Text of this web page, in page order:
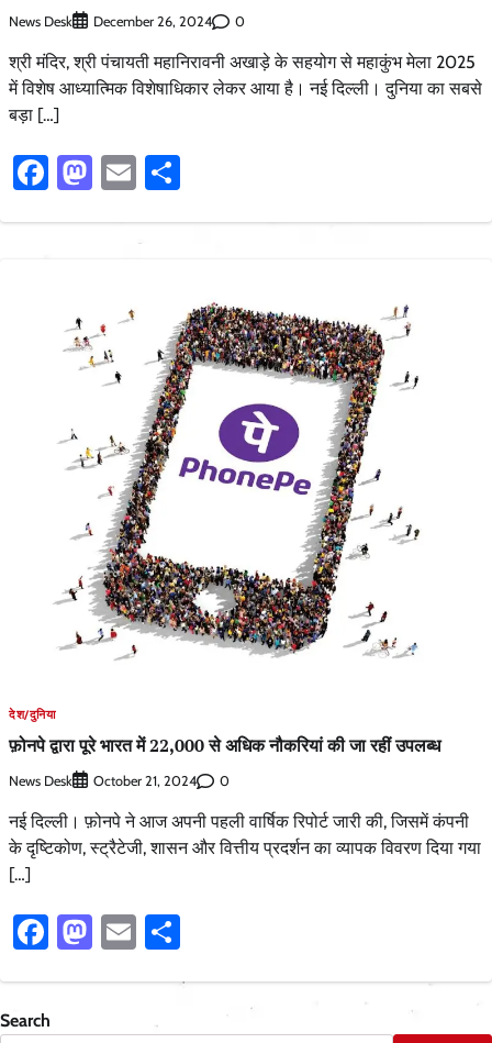
News Desk December 26, 2024 0
श्री मंदिर, श्री पंचायती महानिरावनी अखाड़े के सहयोग से महाकुंभ मेला 2025
में विशेष आध्यात्मिक विशेषाधिकार लेकर आया है। नई दिल्ली। दुनिया का सबसे
बड़ा […]
Facebook
Mastodon
Email
देश/दुनिया
फ़ोनपे द्वारा पूरे भारत में 22,000 से अधिक नौकरियां की जा रहीं उपलब्ध
News Desk October 21, 2024 0
नई दिल्ली। फ़ोनपे ने आज अपनी पहली वार्षिक रिपोर्ट जारी की, जिसमें कंपनी
के दृष्टिकोण, स्ट्रैटेजी, शासन और वित्तीय प्रदर्शन का व्यापक विवरण दिया गया
[…]
Facebook
Mastodon
Email
Search